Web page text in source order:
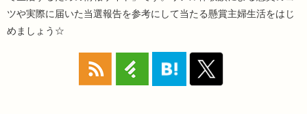
ツや実際に届いた当選報告を参考にして当たる懸賞主婦生活をはじ
めましょう☆